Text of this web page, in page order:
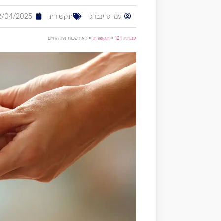
עמי גרינברג תקשורת 04/2025
עמותת 121 » תקשורת » לא לשכוח את החיים